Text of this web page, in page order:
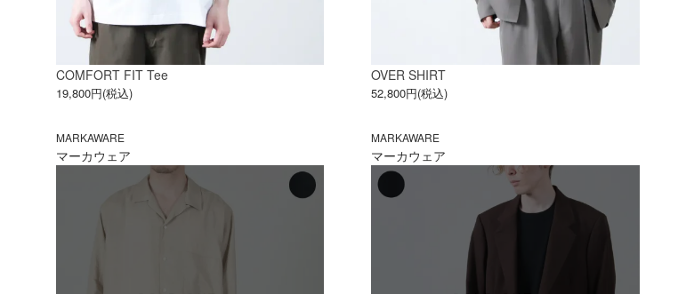
COMFORT FIT Tee
19,800円(税込)
OVER SHIRT
52,800円(税込)
MARKAWARE
マーカウェア
MARKAWARE
マーカウェア